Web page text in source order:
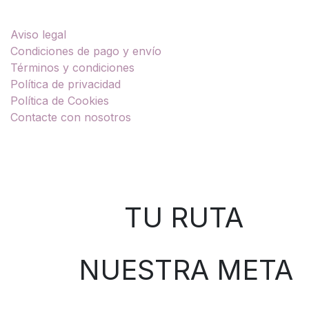
Aviso legal
Condiciones de pago y envío
Términos y condiciones
Política de privacidad
Política de Cookies
Contacte con nosotros
TU RUTA
NUESTRA META